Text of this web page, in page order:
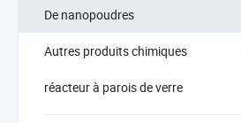
De nanopoudres
Autres produits chimiques
réacteur à parois de verre